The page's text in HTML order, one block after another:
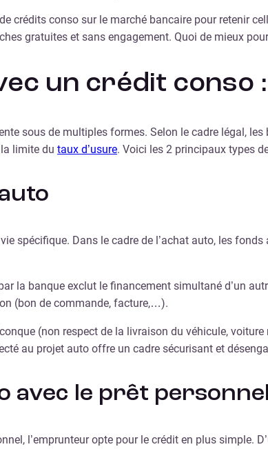
crédits conso sur le marché bancaire pour retenir
gratuites et sans engagement. Quoi de mieux
un crédit conso
sous de multiples formes. Selon le cadre légal,
limite du taux d’usure. Voici les 2 principaux types
spécifique. Dans le cadre de l’achat auto, les
la banque exclut le financement simultané d’un
(bon de commande, facture,…).
(non respect de la livraison du véhicule,
au projet auto offre un cadre sécurisant et
avec le prêt personnel
l’emprunteur opte pour le crédit en plus simple.